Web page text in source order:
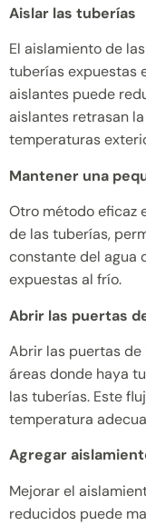
Aislar las tuberías
El aislamiento de
tuberías expuestas
aislantes puede
aislantes retrasan
temperaturas
Mantener una
Otro método eficaz
de las tuberías,
constante del agua
expuestas al frío.
Abrir las puertas
Abrir las puertas
áreas donde haya
las tuberías. Este
temperatura
Agregar
Mejorar el
reducidos puede